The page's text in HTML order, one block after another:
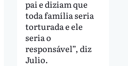
pai e diziam que
toda família seria
torturada e ele
seria o
responsável”, diz
Julio.